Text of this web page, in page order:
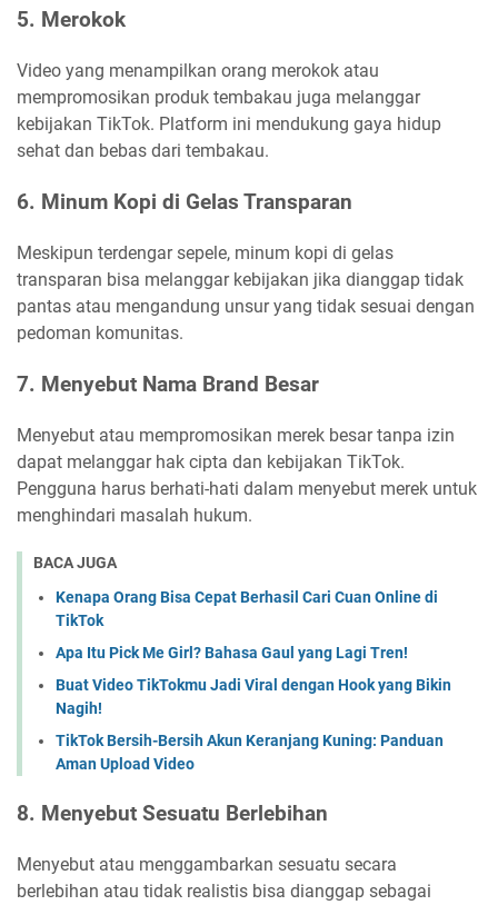
5. Merokok
Video yang menampilkan orang merokok atau
mempromosikan produk tembakau juga melanggar
kebijakan TikTok. Platform ini mendukung gaya hidup
sehat dan bebas dari tembakau.
6. Minum Kopi di Gelas Transparan
Meskipun terdengar sepele, minum kopi di gelas
transparan bisa melanggar kebijakan jika dianggap tidak
pantas atau mengandung unsur yang tidak sesuai dengan
pedoman komunitas.
7. Menyebut Nama Brand Besar
Menyebut atau mempromosikan merek besar tanpa izin
dapat melanggar hak cipta dan kebijakan TikTok.
Pengguna harus berhati-hati dalam menyebut merek untuk
menghindari masalah hukum.
BACA JUGA
Kenapa Orang Bisa Cepat Berhasil Cari Cuan Online di
TikTok
Apa Itu Pick Me Girl? Bahasa Gaul yang Lagi Tren!
Buat Video TikTokmu Jadi Viral dengan Hook yang Bikin
Nagih!
TikTok Bersih-Bersih Akun Keranjang Kuning: Panduan
Aman Upload Video
8. Menyebut Sesuatu Berlebihan
Menyebut atau menggambarkan sesuatu secara
berlebihan atau tidak realistis bisa dianggap sebagai